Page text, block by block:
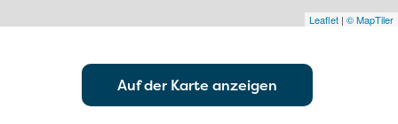
Leaflet | © MapTiler
Auf der Karte anzeigen